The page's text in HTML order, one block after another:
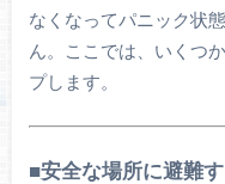
なくなってパニック状
ん。ここでは、いくつ
プします。
■安全な場所に避難